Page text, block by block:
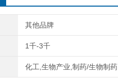
其他品牌
1千-3千
化工,生物产业,制药/生物制药